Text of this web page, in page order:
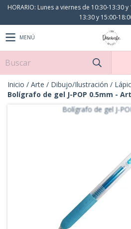
HORARIO: Lunes a viernes de 10:30-13:30
13:30 y 15:00-
MENÚ
Inicio / Arte / Dibujo/Ilustración /
Bolígrafo de gel J-POP 0.5mm -